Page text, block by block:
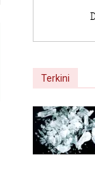
Terkini